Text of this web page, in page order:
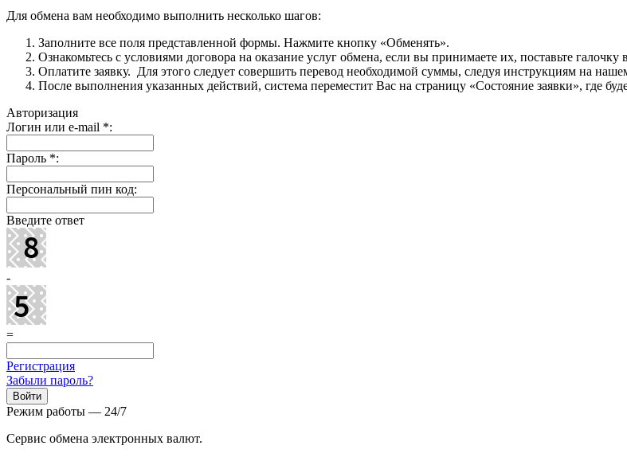
Для обмена вам необходимо выполнить несколько шагов:
Заполните все поля представленной формы. Нажмите кнопку «Обменять».
Ознакомьтесь с условиями договора на оказание услуг обмена, если вы принимаете их, поставьте
Оплатите заявку. Для этого следует совершить перевод необходимой суммы, следуя инструкциям на
После выполнения указанных действий, система переместит Вас на страницу «Состояние заявки», где
Авторизация
Логин или e-mail *:
Пароль *:
Персональный пин код:
Введите ответ
-
=
Регистрация
Забыли пароль?
Режим работы — 24/7
Сервис обмена электронных валют.